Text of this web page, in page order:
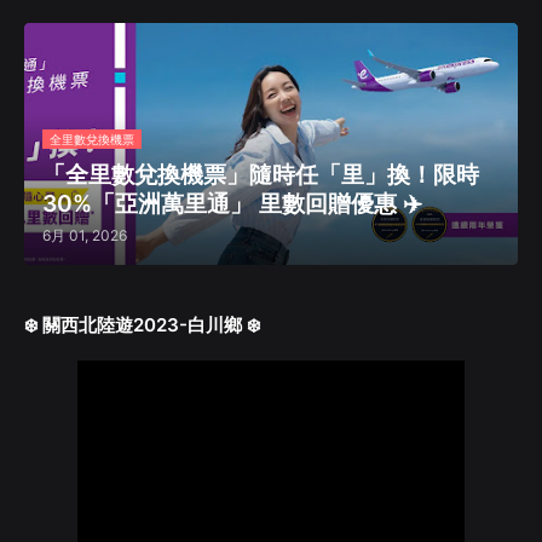
全里數兌換機票
「全里數兌換機票」隨時任「里」換！限時
30%「亞洲萬里通」 里數回贈優惠 ✈️
6月 01, 2026
❄️ 關西北陸遊2023-白川鄉 ❄️